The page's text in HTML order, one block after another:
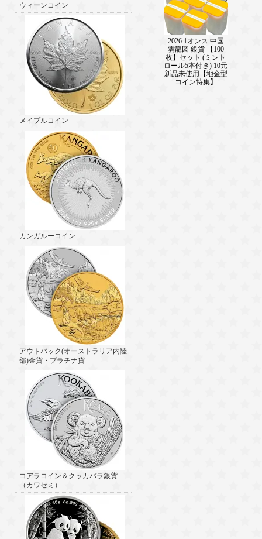
ウィーンコイン
メイプルコイン
カンガルーコイン
アウトバック(オーストラリア内陸
部)金貨・プラチナ貨
コアラコイン＆クッカバラ銀貨
（カワセミ）
2026 1オンス 中国
雲龍図 銀貨 【100
枚】セット (ミント
ロール5本付き) 10元
新品未使用【地金型
コイン特集】